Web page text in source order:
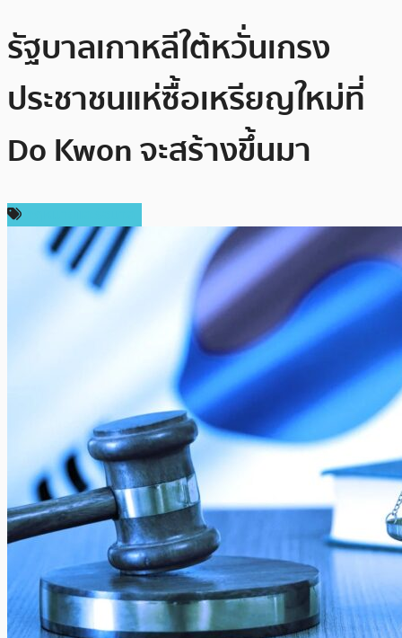
รัฐบาลเกาหลีใต้หวั่นเกรง
ประชาชนแห่ซื้อเหรียญใหม่ที่
Do Kwon จะสร้างขึ้นมา